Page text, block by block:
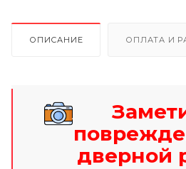
ОПИСАНИЕ ОПЛАТА И
дверной